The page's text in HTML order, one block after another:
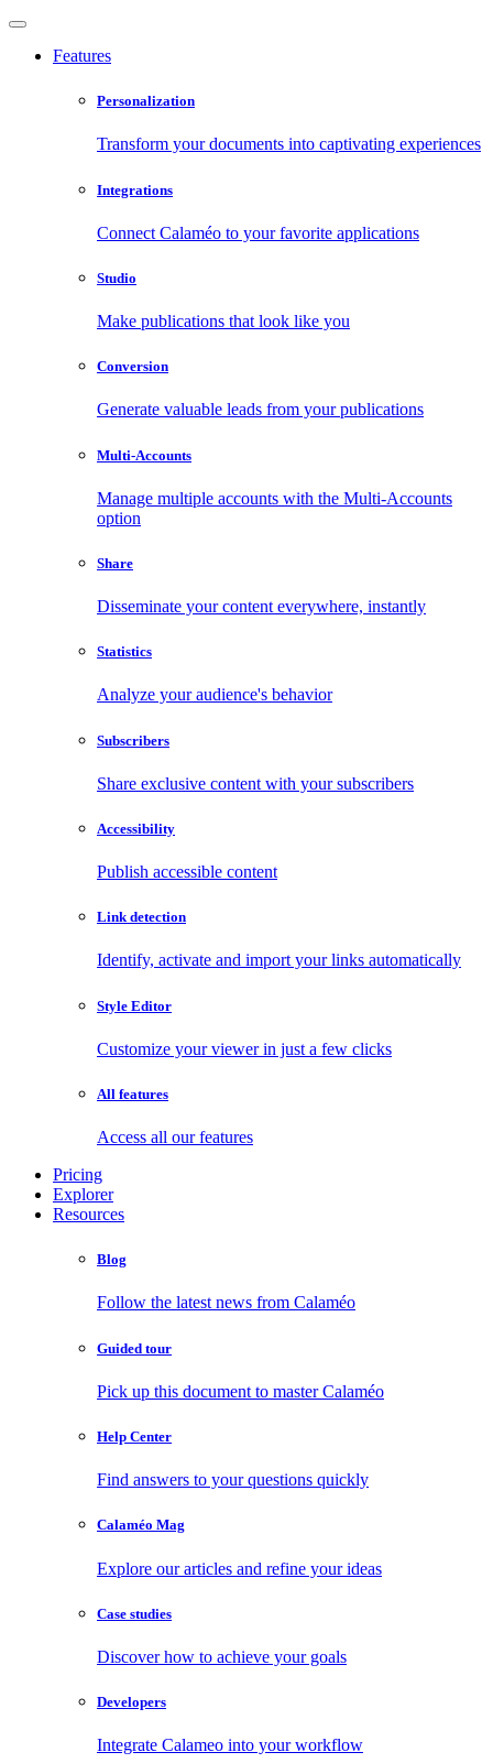
Features
Personalization
Transform your documents into captivating experiences
Integrations
Connect Calaméo to your favorite applications
Studio
Make publications that look like you
Conversion
Generate valuable leads from your publications
Multi-Accounts
Manage multiple accounts with the Multi-Accounts
option
Share
Disseminate your content everywhere, instantly
Statistics
Analyze your audience's behavior
Subscribers
Share exclusive content with your subscribers
Accessibility
Publish accessible content
Link detection
Identify, activate and import your links automatically
Style Editor
Customize your viewer in just a few clicks
All features
Access all our features
Pricing
Explorer
Resources
Blog
Follow the latest news from Calaméo
Guided tour
Pick up this document to master Calaméo
Help Center
Find answers to your questions quickly
Calaméo Mag
Explore our articles and refine your ideas
Case studies
Discover how to achieve your goals
Developers
Integrate Calameo into your workflow